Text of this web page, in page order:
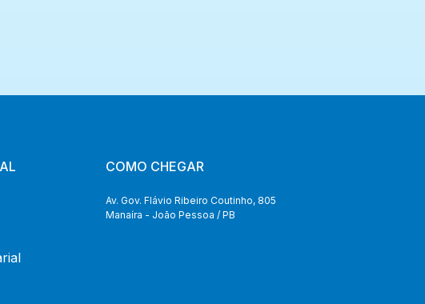
COMO CHEGAR
Av. Gov. Flávio Ribeiro Coutinho, 805
Manaíra - João Pessoa / PB